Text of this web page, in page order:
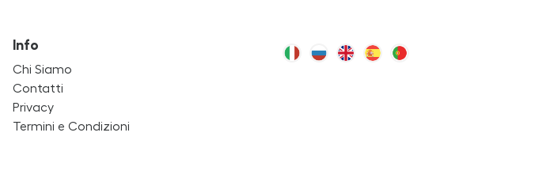
Info
Chi Siamo
Contatti
Privacy
Termini e Condizioni